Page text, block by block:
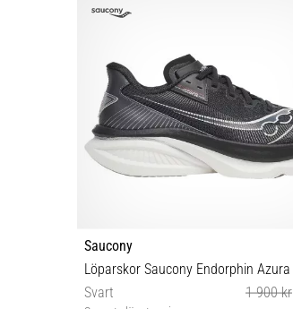
Saucony
Löparskor Saucony Endorphin Azura
Svart
1 900 kr